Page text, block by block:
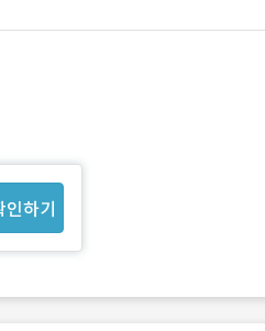
하기